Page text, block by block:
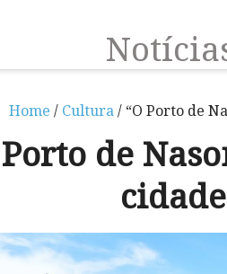
Home / Cultura/ “O Porto de
Porto de